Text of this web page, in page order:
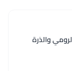
والذرة